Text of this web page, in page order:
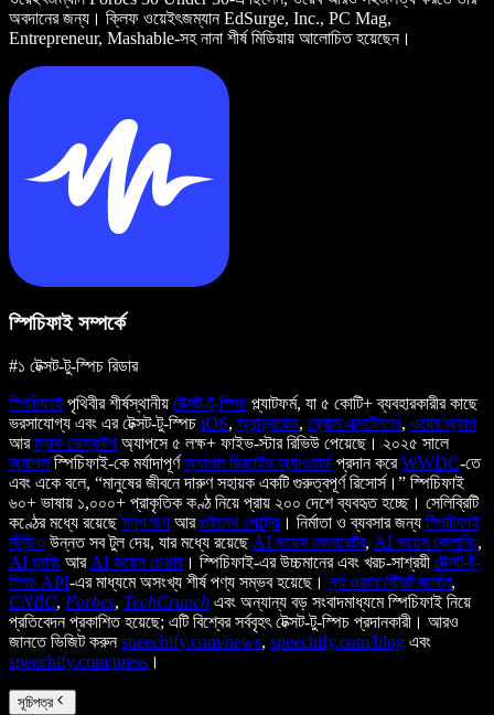
অবদানের জন্য। ক্লিফ ওয়েইৎজম্যান EdSurge, Inc., PC Mag,
Entrepreneur, Mashable-সহ নানা শীর্ষ মিডিয়ায় আলোচিত হয়েছেন।
স্পিচিফাই সম্পর্কে
#১ টেক্সট-টু-স্পিচ রিডার
স্পিচিফাই পৃথিবীর শীর্ষস্থানীয় টেক্সট-টু-স্পিচ প্ল্যাটফর্ম, যা ৫ কোটি+ ব্যবহারকারীর কাছে
ভরসাযোগ্য এবং এর টেক্সট-টু-স্পিচ iOS, অ্যান্ড্রয়েড, ক্রোম এক্সটেনশন, ওয়েব অ্যাপ
আরম্যাক ডেস্কটপ অ্যাপসে ৫ লক্ষ+ ফাইভ-স্টার রিভিউ পেয়েছে। ২০২৫ সালে
অ্যাপলস্পিচিফাই-কে মর্যাদাপূর্ণঅ্যাপল ডিজাইন অ্যাওয়ার্ড প্রদান করেWWDC-তে
এবং একে বলে, “মানুষের জীবনে দারুণ সহায়ক একটি গুরুত্বপূর্ণ রিসোর্স।” স্পিচিফাই
৬০+ ভাষায় ১,০০০+ প্রাকৃতিক কণ্ঠ নিয়ে প্রায় ২০০ দেশে ব্যবহৃত হচ্ছে। সেলিব্রিটি
কণ্ঠের মধ্যে রয়েছেস্নুপ ডগ আরগুইনেথ পেল্ট্রো । নির্মাতা ও ব্যবসার জন্য স্পিচিফাই
স্টুডিও উন্নত সব টুল দেয়, যার মধ্যে রয়েছে AI ভয়েস জেনারেটর, AI ভয়েস ক্লোনিং,
AI ডাবিং আর AI ভয়েস চেঞ্জার। স্পিচিফাই-এর উচ্চমানের এবং খরচ-সাশ্রয়ী টেক্সট-টু-
স্পিচ API-এর মাধ্যমে অসংখ্য শীর্ষ পণ্য সম্ভব হয়েছে। দ্য ওয়াল স্ট্রিট জার্নাল,
CNBC, Forbes, TechCrunch এবং অন্যান্য বড় সংবাদমাধ্যমে স্পিচিফাই নিয়ে
প্রতিবেদন প্রকাশিত হয়েছে; এটি বিশ্বের সর্ববৃহৎ টেক্সট-টু-স্পিচ প্রদানকারী। আরও
জানতে ভিজিট করুনspeechify.com/news, speechify.com/blog এবং
speechify.com/press ।
সূচিপত্র